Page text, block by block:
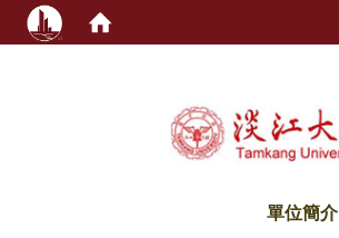
單位簡介